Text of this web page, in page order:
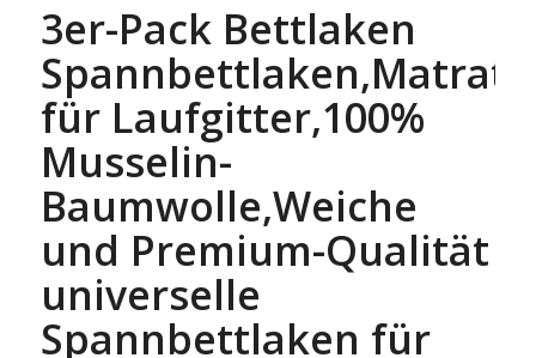
3er-Pack Bettlaken
für Laufgitter,100%
Musselin-
Baumwolle,Weiche
und Premium-Qualität
universelle
Spannbettlaken für